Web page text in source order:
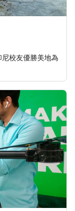
校友優勝美地為